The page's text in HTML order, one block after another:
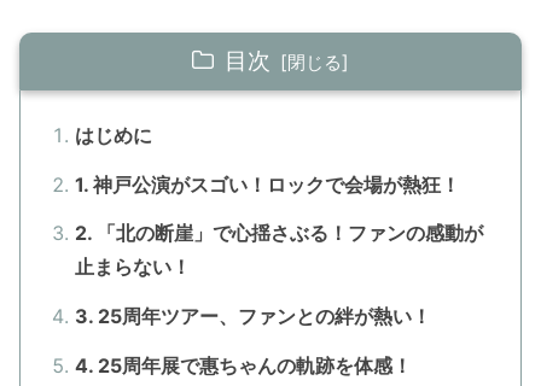
目次
はじめに
1. 神戸公演がスゴい！ロックで会場が熱狂！
2. 「北の断崖」で心揺さぶる！ファンの感動が
止まらない！
3. 25周年ツアー、ファンとの絆が熱い！
4. 25周年展で惠ちゃんの軌跡を体感！